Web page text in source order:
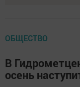
ОБЩЕСТВО
В
осень